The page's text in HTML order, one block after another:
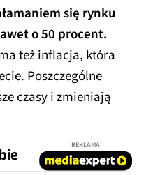
się rynku
o 50 procent.
też inflacja, która
Poszczególne
czasy i zmieniają
REKLAMA